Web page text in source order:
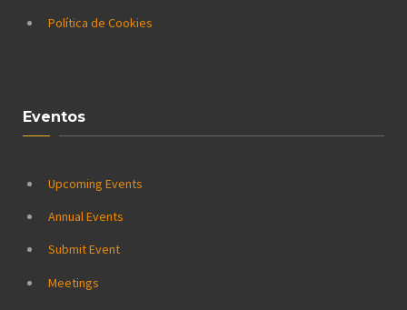
Política de Cookies
Eventos
Upcoming Events
Annual Events
Submit Event
Meetings